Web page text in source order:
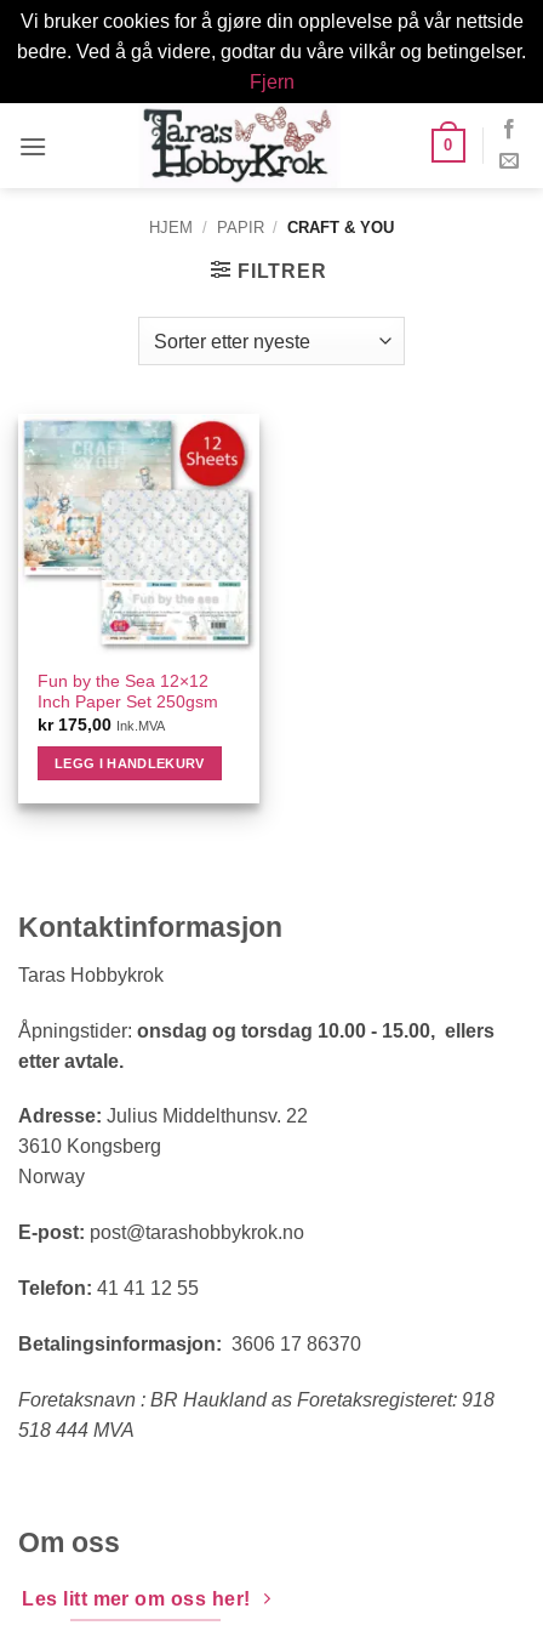
Vi bruker cookies for å gjøre din opplevelse på vår nettside
bedre. Ved å gå videre, godtar du våre vilkår og betingelser.
Fjern
0
HJEM / PAPIR / CRAFT & YOU
FILTRER
Fun by the Sea 12×12
Inch Paper Set 250gsm
kr175,00 Ink.MVA
LEGG I HANDLEKURV
Kontaktinformasjon
Taras Hobbykrok
Åpningstider: onsdag og torsdag 10.00 - 15.00, ellers
etter avtale.
Adresse: Julius Middelthunsv. 22
3610 Kongsberg
Norway
E-post: post@tarashobbykrok.no
Telefon: 41 41 12 55
Betalingsinformasjon: 3606 17 86370
Foretaksnavn : BR Haukland as Foretaksregisteret: 918
518 444 MVA
Om oss
Les litt mer om oss her!